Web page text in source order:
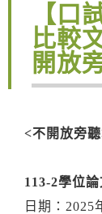
【口
比較
開放
<不開放旁
113-2學位
日期：2025